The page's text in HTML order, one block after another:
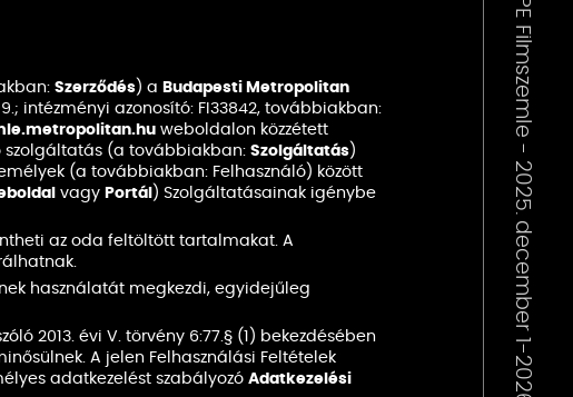
Szerződés) a Budapesti Metropolitan
intézményi azonosító: FI33842, továbbiakban:
weboldalon közzétett
szolgáltatás (a továbbiakban: Szolgáltatás)
(a továbbiakban: Felhasználó) között
vagy Portál ) Szolgáltatásainak igénybe
az oda feltöltött tartalmakat. A
használatát megkezdi, egyidejűleg
2013. évi V. törvény 6:77.§ (1) bekezdésében
A jelen Felhasználási Feltételek
adatkezelést szabályozó Adatkezelési